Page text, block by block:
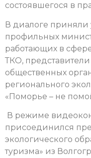
состоявшегося в
В диалоге приняли
профильных
работающих в
ТКО, представители
общественных
регионального
«Поморье – не
В режиме
присоединился
экологического
туризма» из